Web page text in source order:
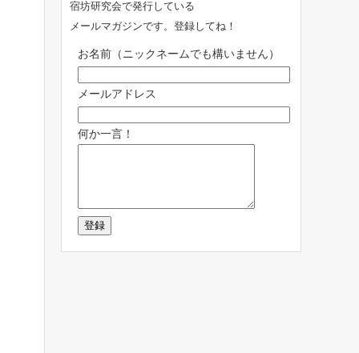
宿坊研究会で発行している
メールマガジンです。登録してね！
お名前（ニックネームでも構いません）
メールアドレス
何か一言！